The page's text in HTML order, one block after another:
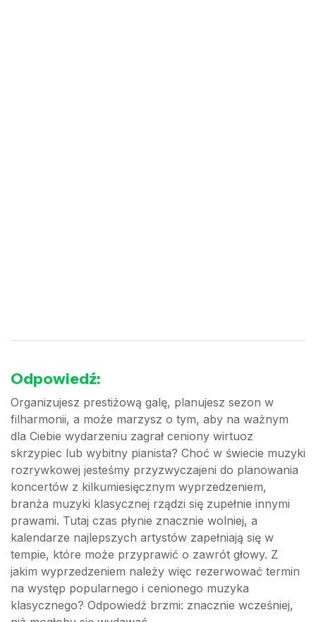
Odpowiedź:
Organizujesz prestiżową galę, planujesz sezon w
filharmonii, a może marzysz o tym, aby na ważnym
dla Ciebie wydarzeniu zagrał ceniony wirtuoz
skrzypiec lub wybitny pianista? Choć w świecie muzyki
rozrywkowej jesteśmy przyzwyczajeni do planowania
koncertów z kilkumiesięcznym wyprzedzeniem,
branża muzyki klasycznej rządzi się zupełnie innymi
prawami. Tutaj czas płynie znacznie wolniej, a
kalendarze najlepszych artystów zapełniają się w
tempie, które może przyprawić o zawrót głowy. Z
jakim wyprzedzeniem należy więc rezerwować termin
na występ popularnego i cenionego muzyka
klasycznego? Odpowiedź brzmi: znacznie wcześniej,